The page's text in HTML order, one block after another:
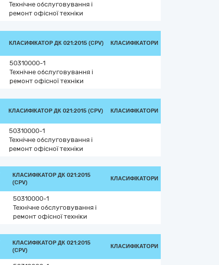
Технічне обслуговування і
ремонт офісної техніки
КЛАСИФІКАТОР ДК 021:2015 (CPV) КЛАСИФІКАТОРИ
50310000-1
Технічне обслуговування і
ремонт офісної техніки
КЛАСИФІКАТОР ДК 021:2015 (CPV) КЛАСИФІКАТОРИ
50310000-1
Технічне обслуговування і
ремонт офісної техніки
КЛАСИФІКАТОР ДК 021:2015
(CPV)
КЛАСИФІКАТОРИ
50310000-1
Технічне обслуговування і
ремонт офісної техніки
КЛАСИФІКАТОР ДК 021:2015
(CPV)
КЛАСИФІКАТОРИ